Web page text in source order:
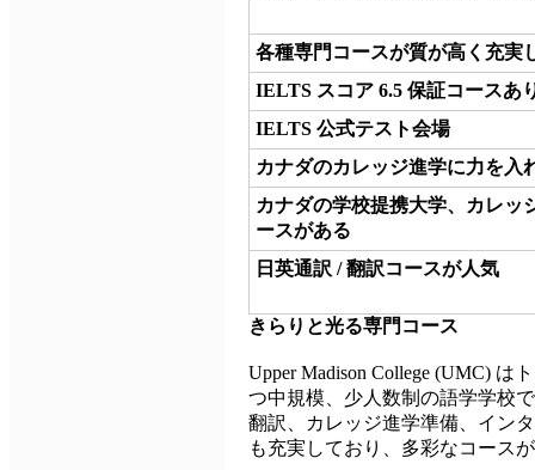
各種専門コースが質が高く充実
IELTS スコア 6.5 保証コースあ
IELTS 公式テスト会場
カナダのカレッジ進学に力を入
カナダの学校提携大学、カレッ
ースがある
日英通訳 / 翻訳コースが人気
きらりと光る専門コース
Upper Madison College (UMC) は
つ中規模、少人数制の語学学校
翻訳、カレッジ進学準備、イン
も充実しており、多彩なコース